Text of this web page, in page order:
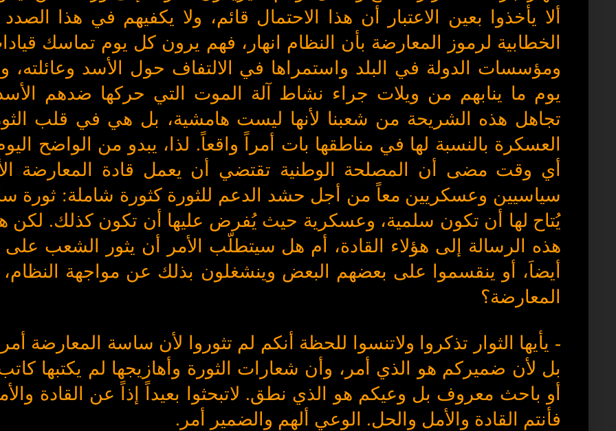
ألا يأخذوا بعين الاعتبار أن هذا الاحتمال قائم، ولا يكفيهم في هذا الصدد
الخطابية لرموز المعارضة بأن النظام انهار، فهم يرون كل يوم تماسك
ومؤسسات الدولة في البلد واستمراها في الالتفاف حول الأسد وعائلته،
يوم ما ينابهم من ويلات جراء نشاط آلة الموت التي حركها ضدهم الأسد.
تجاهل هذه الشريحة من شعبنا لأنها ليست هامشية، بل هي في قلب
العسكرة بالنسبة لها في مناطقها بات أمراً واقعاً. لذا، يبدو من الواضح
أي وقت مضى أن المصلحة الوطنية تقتضي أن يعمل قادة المعارضة
سياسيين وعسكريين معاً من أجل حشد الدعم للثورة كثورة شاملة: ثورة
يُتاح لها أن تكون سلمية، وعسكرية حيث يُفرض عليها أن تكون كذلك.
هذه الرسالة إلى هؤلاء القادة، أم هل سيتطلّب الأمر أن يثور الشعب على
أيضاَ، أو ينقسموا على بعضهم البعض وينشغلون بذلك عن مواجهة
المعارضة؟
- يأيها الثوار تذكروا ولاتنسوا للحظة أنكم لم تثوروا لأن ساسة المعارضة
بل لأن ضميركم هو الذي أمر، وأن شعارات الثورة وأهازيجها لم يكتبها
أو باحث معروف بل وعيكم هو الذي نطق. لاتبحثوا بعيداً إذاً عن القادة
فأنتم القادة والأمل والحل. الوعي ألهم والضمير أمر.